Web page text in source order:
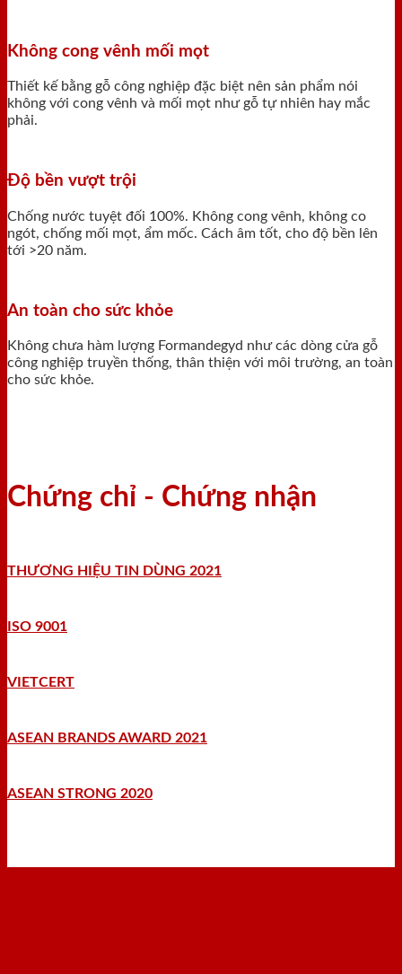
Không cong vênh mối mọt
Thiết kế bằng gỗ công nghiệp đặc biệt nên sản phẩm nói
không với cong vênh và mối mọt như gỗ tự nhiên hay mắc
phải.
Độ bền vượt trội
Chống nước tuyệt đối 100%. Không cong vênh, không co
ngót, chống mối mọt, ẩm mốc. Cách âm tốt, cho độ bền lên
tới >20 năm.
An toàn cho sức khỏe
Không chưa hàm lượng Formandegyd như các dòng cửa gỗ
công nghiệp truyền thống, thân thiện với môi trường, an toàn
cho sức khỏe.
Chứng chỉ - Chứng nhận
THƯƠNG HIỆU TIN DÙNG 2021
ISO 9001
VIETCERT
ASEAN BRANDS AWARD 2021
ASEAN STRONG 2020